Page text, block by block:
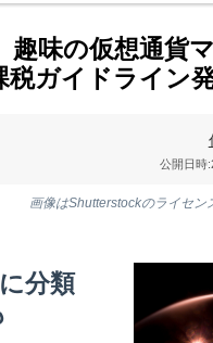
趣味の仮想通貨
ガイドライン
公開日時:
画像はShutterstockのライセン
に分類